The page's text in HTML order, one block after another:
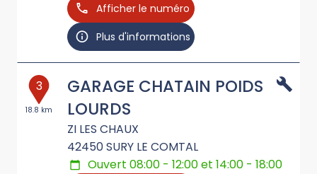
Afficher le numéro
Plus d'informations
3
18.8 km
GARAGE CHATAIN POIDS
LOURDS
ZI LES CHAUX
42450SURY LE COMTAL
Ouvert 08:00 - 12:00 et 14:00 - 18:00